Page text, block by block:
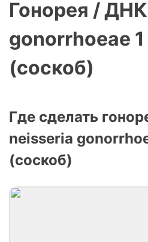
Гонорея /
gonorrhoeae 1
(соскоб)
Где сделать
neisseria
(соскоб)